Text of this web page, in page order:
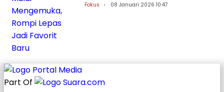
Fokus 08 Januari 2026 10:47
Part Of